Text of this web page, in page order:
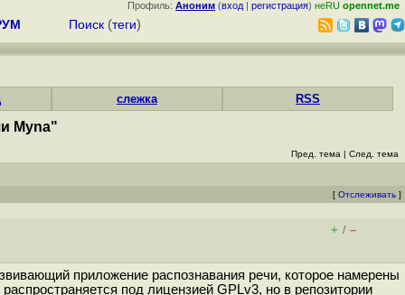
Профиль: Аноним (вход | регистрация) неRU opennet.me
Поиск (теги)
слежка RSS
Myna"
Пред. тема | След. тема
[ Отслеживать ]
+ / –
приложение распознавания речи, которое намерены
под лицензией GPLv3, но в репозитории